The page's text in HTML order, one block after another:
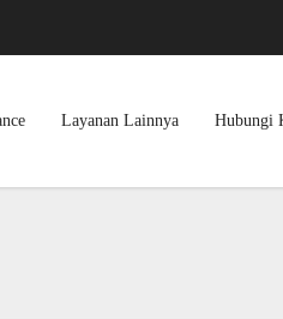
Layanan Lainnya Hubungi